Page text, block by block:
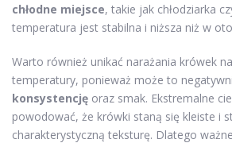
chłodne miejsce, takie jak chłodziarka
temperatura jest stabilna i niższa niż w
Warto również unikać narażania krówek
temperatury, ponieważ może to
konsystencję oraz smak. Ekstremalne
powodować, że krówki staną się kleiste i
charakterystyczną teksturę. Dlatego